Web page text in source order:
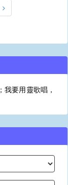
要用靈歌唱，